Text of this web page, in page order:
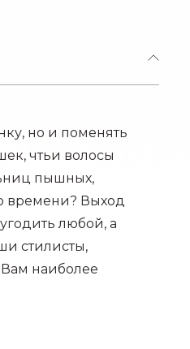
но и поменять
чтьи волосы
пышных,
времени? Выход
любой, а
стилисты,
наиболее